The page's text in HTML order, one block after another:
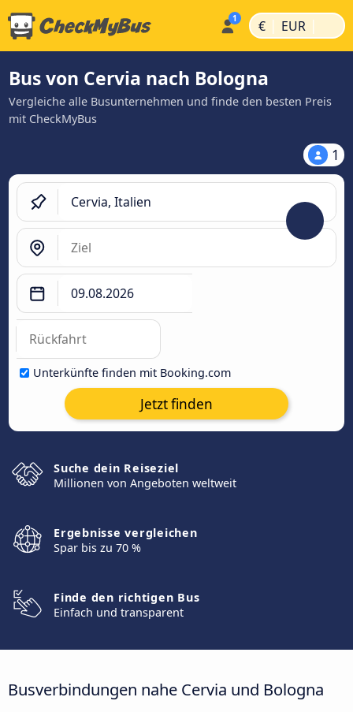
€ | EUR |
Bus von Cervia nach Bologna
Vergleiche alle Busunternehmen und finde den besten Preis
mit CheckMyBus
1
Unterkünfte finden mit Booking.com
Jetzt finden
Suche dein Reiseziel
Millionen von Angeboten weltweit
Ergebnisse vergleichen
Spar bis zu 70 %
Finde den richtigen Bus
Einfach und transparent
Busverbindungen nahe Cervia und Bologna